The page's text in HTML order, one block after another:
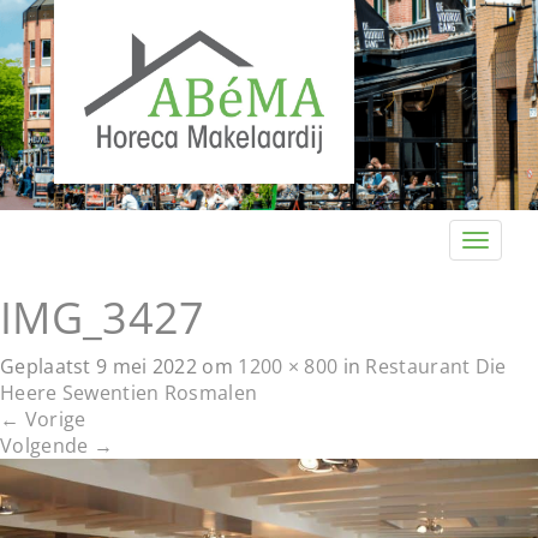
T
e
v
IMG_3427
Geplaatst 9 mei 2022 om 1200 × 800 in Restaurant Die
Heere Sewentien Rosmalen
← Vorige
Volgende →